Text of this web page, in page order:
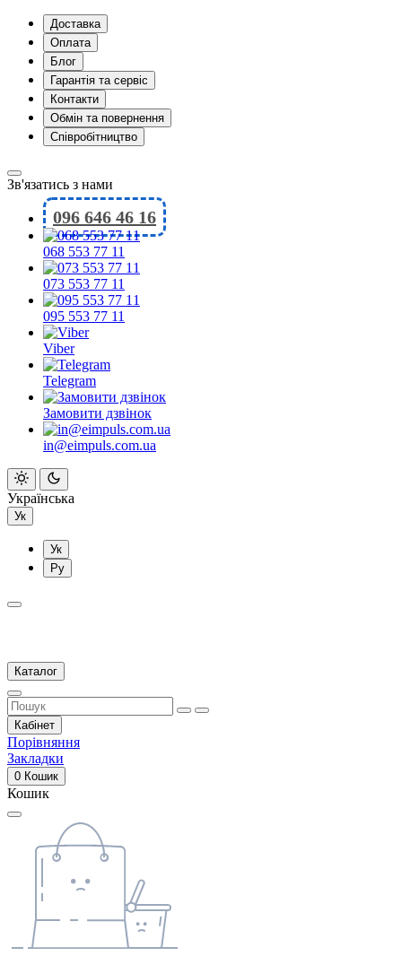
Доставка
Оплата
Блог
Гарантія та сервіс
Контакти
Обмін та повернення
Співробітництво
Зв'язатись з нами
096 646 46 16
068 553 77 11
073 553 77 11
095 553 77 11
Viber
Telegram
Замовити дзвінок
in@eimpuls.com.ua
Українська
Ук
Ук
Ру
Каталог
Кабінет
Порівняння
Закладки
0 Кошик
Кошик